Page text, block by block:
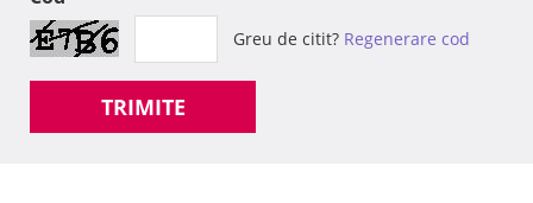
Greu de citit? Regenerare cod
TRIMITE